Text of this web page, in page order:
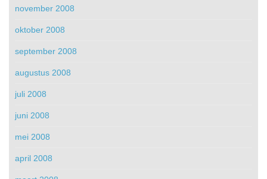
november 2008
oktober 2008
september 2008
augustus 2008
juli 2008
juni 2008
mei 2008
april 2008